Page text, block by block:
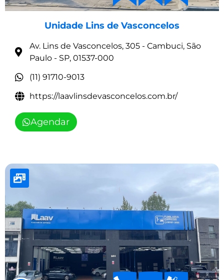
Unidade Lins de Vasconcelos
Av. Lins de Vasconcelos, 305 - Cambuci, São
Paulo - SP, 01537-000
(11) 91710-9013
https://laavlinsdevasconcelos.com.br/
Agendar